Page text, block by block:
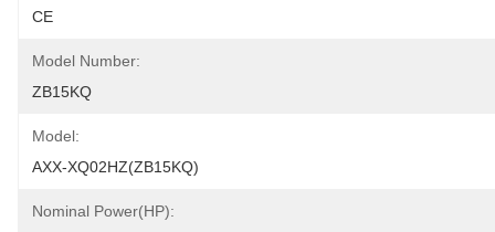
CE
Model Number:
ZB15KQ
Model:
AXX-XQ02HZ(ZB15KQ)
Nominal Power(HP):